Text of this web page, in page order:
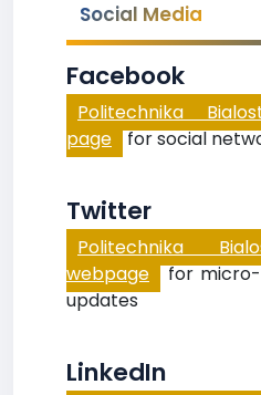
Social Media
Facebook
Politechnika
page for social
Twitter
Politechnika
webpage for micro-
updates
LinkedIn